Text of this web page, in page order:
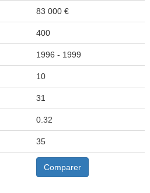
83 000 €
400
1996 - 1999
10
31
0.32
35
Comparer